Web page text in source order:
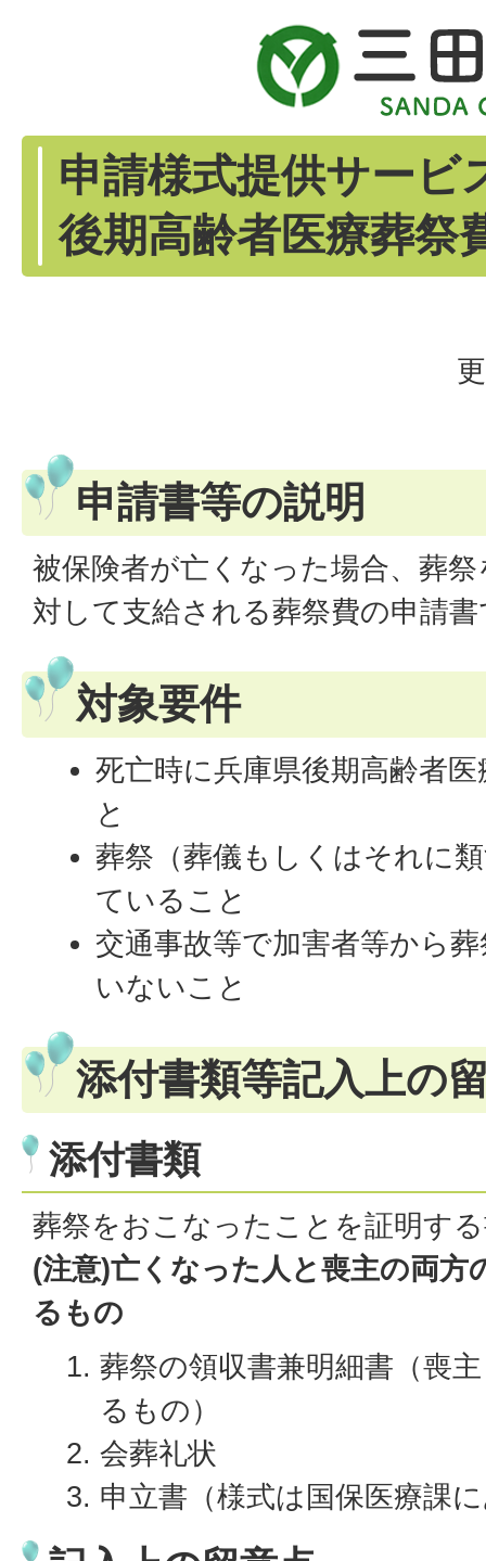
申請様式提供サービ
後期高齢者医療葬祭
申請書等の説明
被保険者が亡くなった場合、葬
対して支給される葬祭費の申請
対象要件
死亡時に兵庫県後期高齢者
と
葬祭（葬儀もしくはそれに
ていること
交通事故等で加害者等から
いないこと
添付書類等記入上の
添付書類
葬祭をおこなったことを証明す
(注意)亡くなった人と喪主の両方
るもの
葬祭の領収書兼明細書（喪
るもの）
会葬礼状
申立書（様式は国保医療課